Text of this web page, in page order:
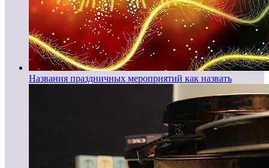
Названия праздничных мероприятий как назвать